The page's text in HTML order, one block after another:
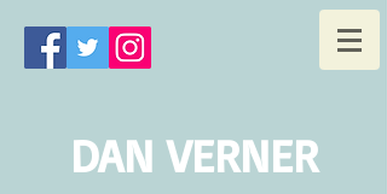
DAN VERNER